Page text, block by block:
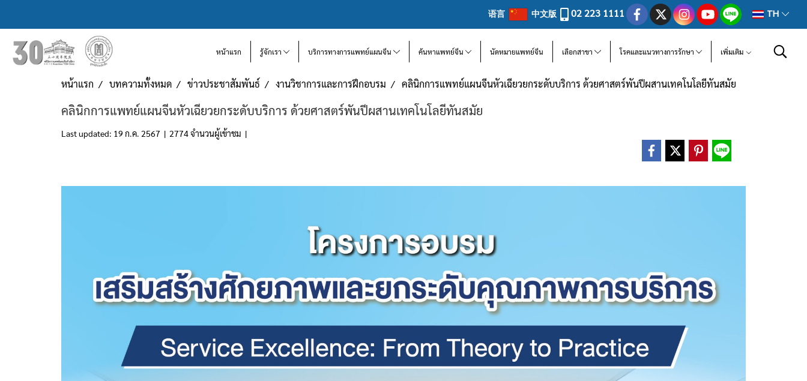
语言 中文版 02 223 1111 TH
หน้าแรก รู้จักเรา บริการทางการแพทย์แผนจีน ค้นหาแพทย์จีน นัดหมายแพทย์จีน เลือกสาขา โรคและแนวทางการรักษา เพิ่มเติม
หน้าแรก บทความทั้งหมด ข่าวประชาสัมพันธ์ งานวิชาการและการฝึกอบรม คลินิกการแพทย์แผนจีนหัวเฉียวยกระดับบริการ ด้วยศาสตร์พันปีผสานเทคโนโลยีทันสมัย
คลินิกการแพทย์แผนจีนหัวเฉียวยกระดับบริการ ด้วยศาสตร์พันปีผสานเทคโนโลยีทันสมัย
Last updated: 19 ก.ค. 2567 | 2774 จำนวนผู้เข้าชม |